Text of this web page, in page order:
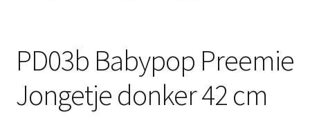
PD03b Babypop Preemie
Jongetje donker 42 cm